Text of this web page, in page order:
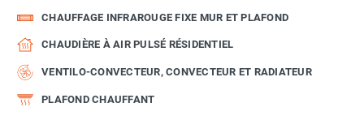
CHAUFFAGE INFRAROUGE FIXE MUR ET PLAFOND
CHAUDIÈRE À AIR PULSÉ RÉSIDENTIEL
VENTILO-CONVECTEUR, CONVECTEUR ET RADIATEUR
PLAFOND CHAUFFANT